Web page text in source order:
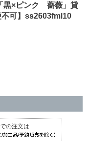
黒×ピンク 薔薇」貸
可】ss2603fml10